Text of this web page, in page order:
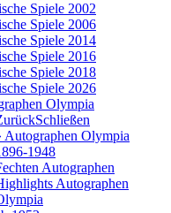
Spiele 2002
Spiele 2006
Spiele 2014
Spiele 2016
Spiele 2018
Spiele 2026
Olympia
Schließen
Autographen Olympia
1948
Autographen
Autographen